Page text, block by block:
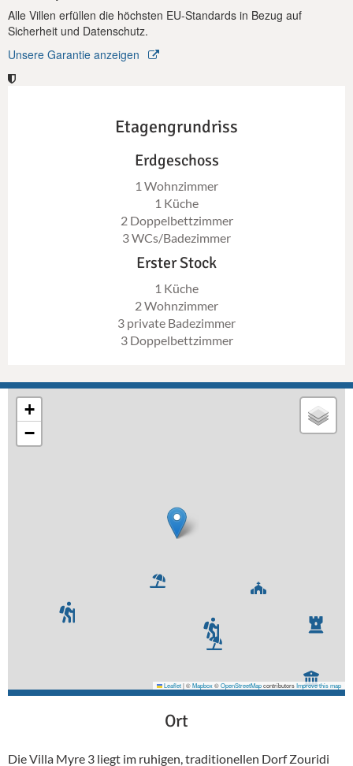
ein authentisches und luxuriöses kretisches Villenerlebnis.
Alle Villen erfüllen die höchsten EU-Standards in Bezug auf
Sicherheit und Datenschutz.
Unsere Garantie anzeigen
Etagengrundriss
Erdgeschoss
1 Wohnzimmer
1 Küche
2 Doppelbettzimmer
3 WCs/Badezimmer
Erster Stock
1 Küche
2 Wohnzimmer
3 private Badezimmer
3 Doppelbettzimmer
+
−
Leaflet|©Mapbox©OpenStreetMapcontributorsImprove this map
Ort
Die Villa Myre 3 liegt im ruhigen, traditionellen Dorf Zouridi